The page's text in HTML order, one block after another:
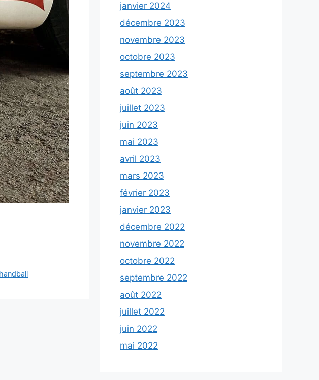
janvier 2024
décembre 2023
novembre 2023
octobre 2023
septembre 2023
août 2023
juillet 2023
juin 2023
mai 2023
avril 2023
mars 2023
février 2023
janvier 2023
décembre 2022
novembre 2022
octobre 2022
septembre 2022
août 2022
juillet 2022
juin 2022
mai 2022